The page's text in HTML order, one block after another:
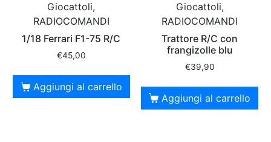
Giocattoli,
RADIOCOMANDI
1/18 Ferrari F1-75 R/C
€45,00
Aggiungi al carrello
Giocattoli,
RADIOCOMANDI
Trattore R/C con
frangizolle blu
€39,90
Aggiungi al carrello